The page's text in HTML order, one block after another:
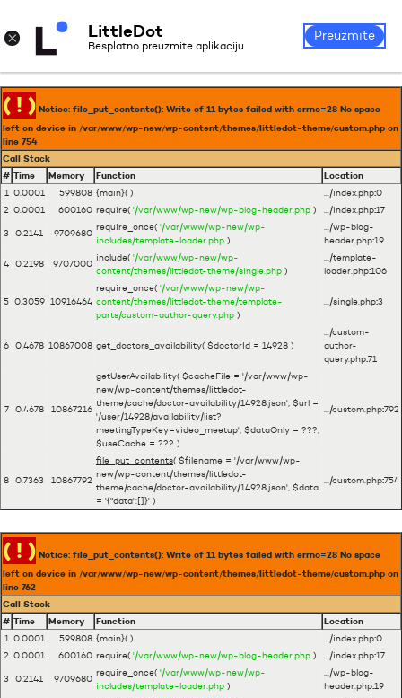
Prijava
( ! ) Notice: file_put_contents(): Write of 11 bytes failed with errno=28 No space
left on device in /var/www/wp-new/wp-content/themes/littledot-theme/custom.php on
line 754
Call Stack
# Time Memory Function
Location
1 0.0001 599808 {main}( ) .../index.php:0
2 0.0001 600160 require( '/var/www/wp-new/wp-blog-header.php ) .../index.php:17
3
0.2141 9709680
require_once( '/var/www/wp-new/wp-
includes/template-loader.php )
.../wp-blog-
header.php:19
4 0.2198 9707000
include( '/var/www/wp-new/wp-
content/themes/littledot-theme/single.php )
.../template-
loader.php:106
5 0.3059 10916464
require_once( '/var/www/wp-new/wp-
content/themes/littledot-theme/template-
parts/custom-author-query.php )
.../single.php:3
6 0.4678 10867008 get_doctors_availability( $doctorId = 14928 )
.../custom-
author-
query.php:71
7 0.4678 10867216
getUserAvailability( $cacheFile = '/var/www/wp-
new/wp-content/themes/littledot-
theme/cache/doctor-availability/14928.json', $url =
'/user/14928/availability/list?
meetingTypeKey=video_meetup', $dataOnly = ???,
$useCache = ??? )
.../custom.php:792
8 0.7363 10867792
file_put_contents( $filename = '/var/www/wp-
new/wp-content/themes/littledot-
theme/cache/doctor-availability/14928.json', $data
= '{"data":[]}' )
.../custom.php:754
( ! ) Notice: file_put_contents(): Write of 11 bytes failed with errno=28 No space
left on device in /var/www/wp-new/wp-content/themes/littledot-theme/custom.php on
line 762
Call Stack
# Time Memory Function
Location
1 0.0001 599808 {main}( ) .../index.php:0
2 0.0001 600160 require( '/var/www/wp-new/wp-blog-header.php ) .../index.php:17
3
0.2141 9709680
require_once( '/var/www/wp-new/wp-
includes/template-loader.php )
.../wp-blog-
header.php:19
× LittleDot
Besplatno preuzmite aplikaciju
Preuzmite